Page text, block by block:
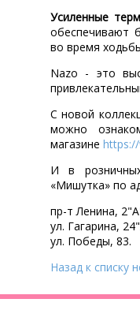
Усиленные
обеспечивают
во время
Nazo - это
С новой
можно
магазине
И в
«Мишутка» по
пр-т Ленина,
ул. Гагарина,
ул. Победы, 83.
Назад к списку